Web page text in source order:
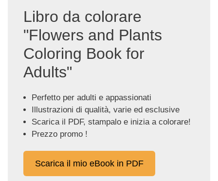
Libro da colorare
"Flowers and Plants
Coloring Book for
Adults"
Perfetto per adulti e appassionati
Illustrazioni di qualità, varie ed esclusive
Scarica il PDF, stampalo e inizia a colorare!
Prezzo promo !
Scarica il mio eBook in PDF